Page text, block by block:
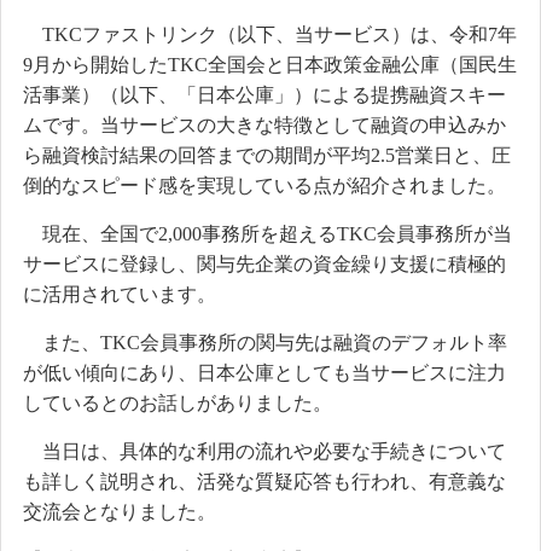
TKCファストリンク（以下、当サービス）は、令和7年
9月から開始したTKC全国会と日本政策金融公庫（国民生
活事業）（以下、「日本公庫」）による提携融資スキー
ムです。当サービスの大きな特徴として融資の申込みか
ら融資検討結果の回答までの期間が平均2.5営業日と、圧
倒的なスピード感を実現している点が紹介されました。
現在、全国で2,000事務所を超えるTKC会員事務所が当
サービスに登録し、関与先企業の資金繰り支援に積極的
に活用されています。
また、TKC会員事務所の関与先は融資のデフォルト率
が低い傾向にあり、日本公庫としても当サービスに注力
しているとのお話しがありました。
当日は、具体的な利用の流れや必要な手続きについて
も詳しく説明され、活発な質疑応答も行われ、有意義な
交流会となりました。